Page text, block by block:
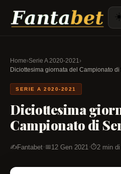
Home›Serie A 2020-2021›
Diciottesima giornata del Campionato di
SERIE A 2020-2021
Diciottesima
Campionato di
✍️Fantabet· 📅12 Gen 2021 ·⏱️2 min